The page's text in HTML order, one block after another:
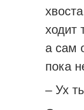
ходит
а сам
пока
– Ух